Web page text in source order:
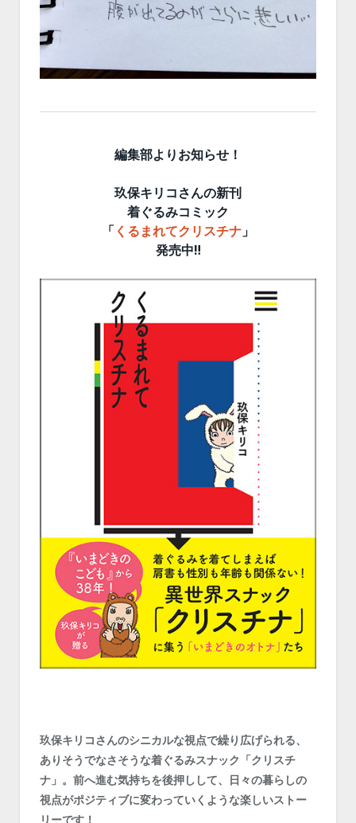
編集部よりお知らせ！
玖保キリコさんの新刊
着ぐるみコミック
「 くるまれてクリスチナ 」
発売中‼︎
玖保キリコさんのシニカルな視点で繰り広げられる、
ありそうでなさそうな着ぐるみスナック「クリスチ
ナ」。前へ進む気持ちを後押しして、日々の暮らしの
視点がポジティブに変わっていくような楽しいストー
リーです！